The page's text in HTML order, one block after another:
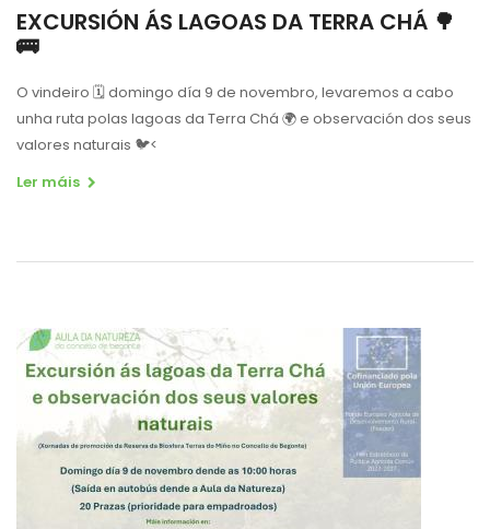
EXCURSIÓN ÁS LAGOAS DA TERRA CHÁ 🌳
🚌
O vindeiro 🗓domingo día 9 de novembro, levaremos a cabo
unha ruta polas lagoas da Terra Chá 🌍e observación dos seus
valores naturais 🐦<
Ler máis